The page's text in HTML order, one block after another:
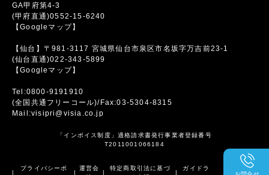
GA甲府第4-3
(甲府直通)0552-15-6240
【Googleマップ】
【仙台】〒981-3117 宮城県仙台市泉区市名坂字万吉前23-1
(仙台直通)022-343-5899
【Googleマップ】
Tel:0800-9191910
(全国共通フリーコール)/Fax:03-5304-8315
Mail:visipri@visia.co.jp
「インボイス制度」適格請求書発行事業者登録番号
T2011001066184
|
プライバシーポ
|
運営会
|
特定商取引法に基づ
|
ガイドラ